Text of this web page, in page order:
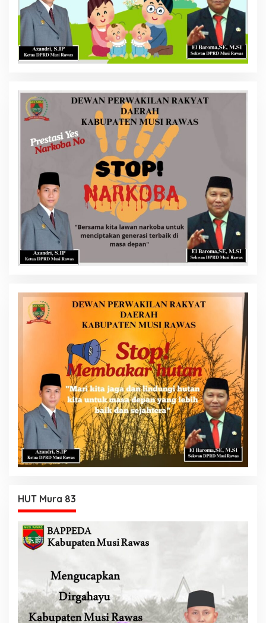
HUT Mura 83